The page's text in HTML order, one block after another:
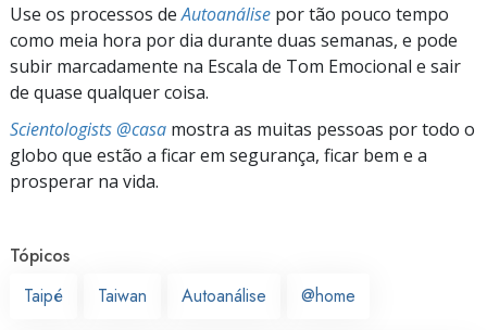
Use os processos deAutoanálise por tão pouco tempo
como meia hora por dia durante duas semanas, e pode
subir marcadamente na Escala de Tom Emocional e sair
de quase qualquer coisa.
Scientologists @casa mostra as muitas pessoas por todo o
globo que estão a ficar em segurança, ficar bem e a
prosperar na vida.
Tópicos
Taipé
Taiwan Autoanálise @home